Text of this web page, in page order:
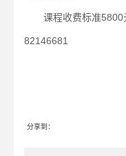
课程收费标准5800
82146681
分享到：